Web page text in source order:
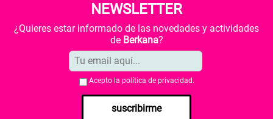
NEWSLETTER
¿Quieres estar informado de las novedades y actividades
de Berkana?
Acepto la política de privacidad .
suscribirme